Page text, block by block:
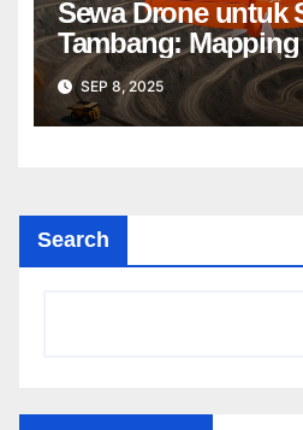
Sewa Drone untuk
Tambang:
Profesional Lebih
SEP 8, 2025
Search